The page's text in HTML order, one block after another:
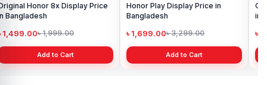
Original Honor X7 Display Price
in Bangladesh
৳ 2,499.00৳ 3,000.00
Add to Cart